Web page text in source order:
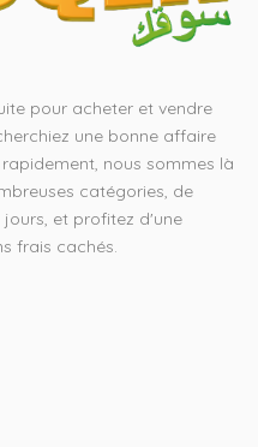
pour acheter et vendre
une bonne affaire
nous sommes là
catégories, de
et profitez d'une
frais cachés.